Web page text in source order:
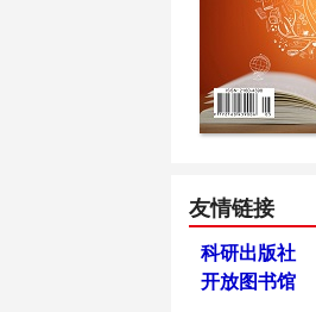
友情链接
科研出版社
开放图书馆